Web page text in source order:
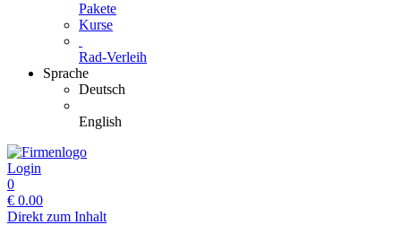
Pakete
Kurse
Rad-Verleih
Sprache
Deutsch
English
Login
0
€ 0.00
Direkt zum Inhalt